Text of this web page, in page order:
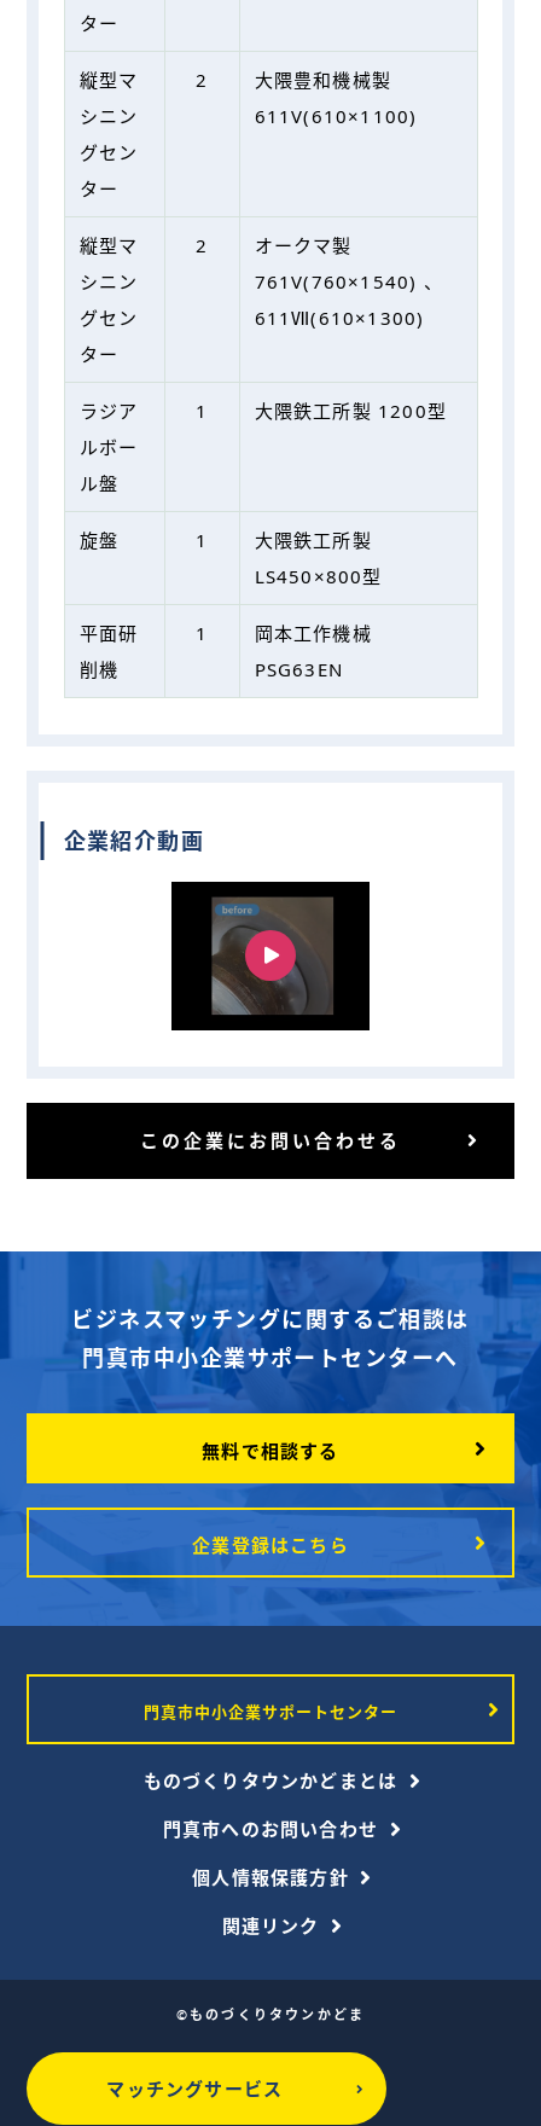
ター
縦型マ
シニン
グセン
ター
2
⼤隈豊和機械製
611V(610×1100)
縦型マ
シニン
グセン
ター
2
オークマ製
761V(760×1540) 、
611Ⅶ(610×1300)
ラジア
ルボー
ル盤
1 ⼤隈鉄⼯所製 1200型
旋盤 1
⼤隈鉄⼯所製
LS450×800型
平⾯研
削機
1
岡本⼯作機械
PSG63EN
企業紹介動画
この企業にお問い合わせる
ビジネスマッチングに関するご相談は
門真市中小企業サポートセンターへ
無料で相談する
企業登録はこちら
門真市中小企業サポートセンター
ものづくりタウンかどまとは
門真市へのお問い合わせ
個人情報保護方針
関連リンク
©ものづくりタウンかどま
マッチングサービス